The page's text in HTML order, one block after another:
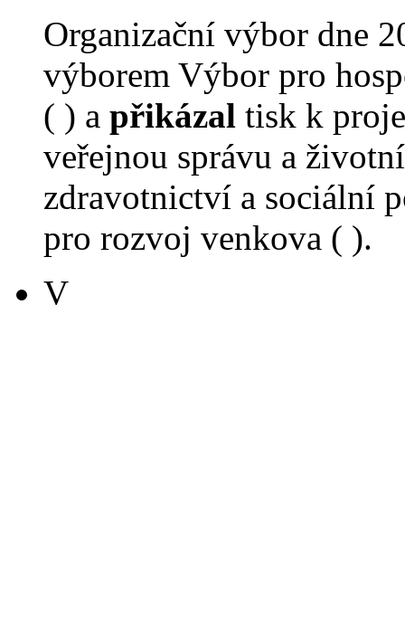
Organizační výbor dne
výborem Výbor pro
( ) a přikázal tisk k
veřejnou správu a
zdravotnictví a sociální
pro rozvoj venkova ( ).
V